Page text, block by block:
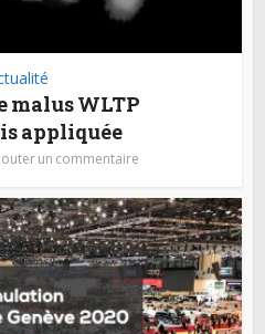
malus WLTP
appliquée
un commentaire